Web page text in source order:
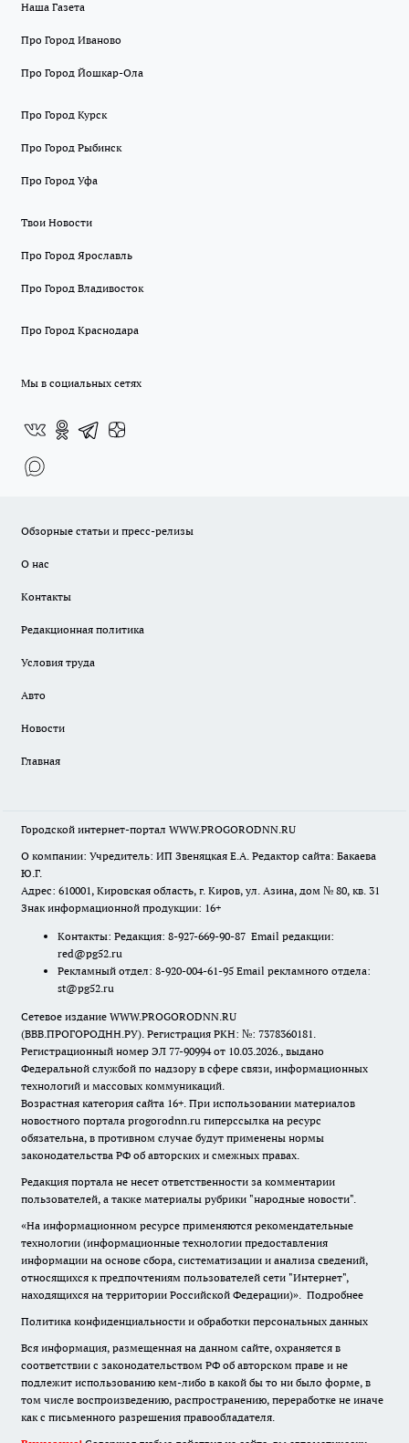
Наша Газета
Про Город Иваново
Про Город Йошкар-Ола
Про Город Курск
Про Город Рыбинск
Про Город Уфа
Твои Новости
Про Город Ярославль
Про Город Владивосток
Про Город Краснодара
Мы в социальных сетях
Обзорные статьи и пресс-релизы
О нас
Контакты
Редакционная политика
Условия труда
Авто
Новости
Главная
Городской интернет-портал WWW.PROGORODNN.RU
О компании: Учредитель: ИП Звеняцкая Е.А. Редактор сайта: Бакаева
Ю.Г.
Адрес: 610001, Кировская область, г. Киров, ул. Азина, дом № 80, кв. 31
Знак информационной продукции: 16+
Контакты: Редакция: 8-927-669-90-87 Email редакции:
red@pg52.ru
Рекламный отдел: 8-920-004-61-95 Email рекламного отдела:
st@pg52.ru
Сетевое издание WWW.PROGORODNN.RU
(ВВВ.ПРОГОРОДНН.РУ). Регистрация РКН: №: 7378360181.
Регистрационный номер ЭЛ 77-90994 от 10.03.2026., выдано
Федеральной службой по надзору в сфере связи, информационных
технологий и массовых коммуникаций.
Возрастная категория сайта 16+. При использовании материалов
новостного портала progorodnn.ru гиперссылка на ресурс
обязательна, в противном случае будут применены нормы
законодательства РФ об авторских и смежных правах.
Редакция портала не несет ответственности за комментарии
пользователей, а также материалы рубрики "народные новости".
«На информационном ресурсе применяются рекомендательные
технологии (информационные технологии предоставления
информации на основе сбора, систематизации и анализа сведений,
относящихся к предпочтениям пользователей сети "Интернет",
находящихся на территории Российской Федерации)». Подробнее
Политика конфиденциальности и обработки персональных данных
Вся информация, размещенная на данном сайте, охраняется в
соответствии с законодательством РФ об авторском праве и не
подлежит использованию кем-либо в какой бы то ни было форме, в
том числе воспроизведению, распространению, переработке не иначе
как с письменного разрешения правообладателя.